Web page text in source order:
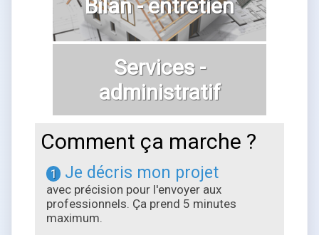
Bilan - entretien
Services -
administratif
Comment ça marche ?
1 Je décris mon projet
avec précision pour l'envoyer aux
professionnels. Ça prend 5 minutes
maximum.